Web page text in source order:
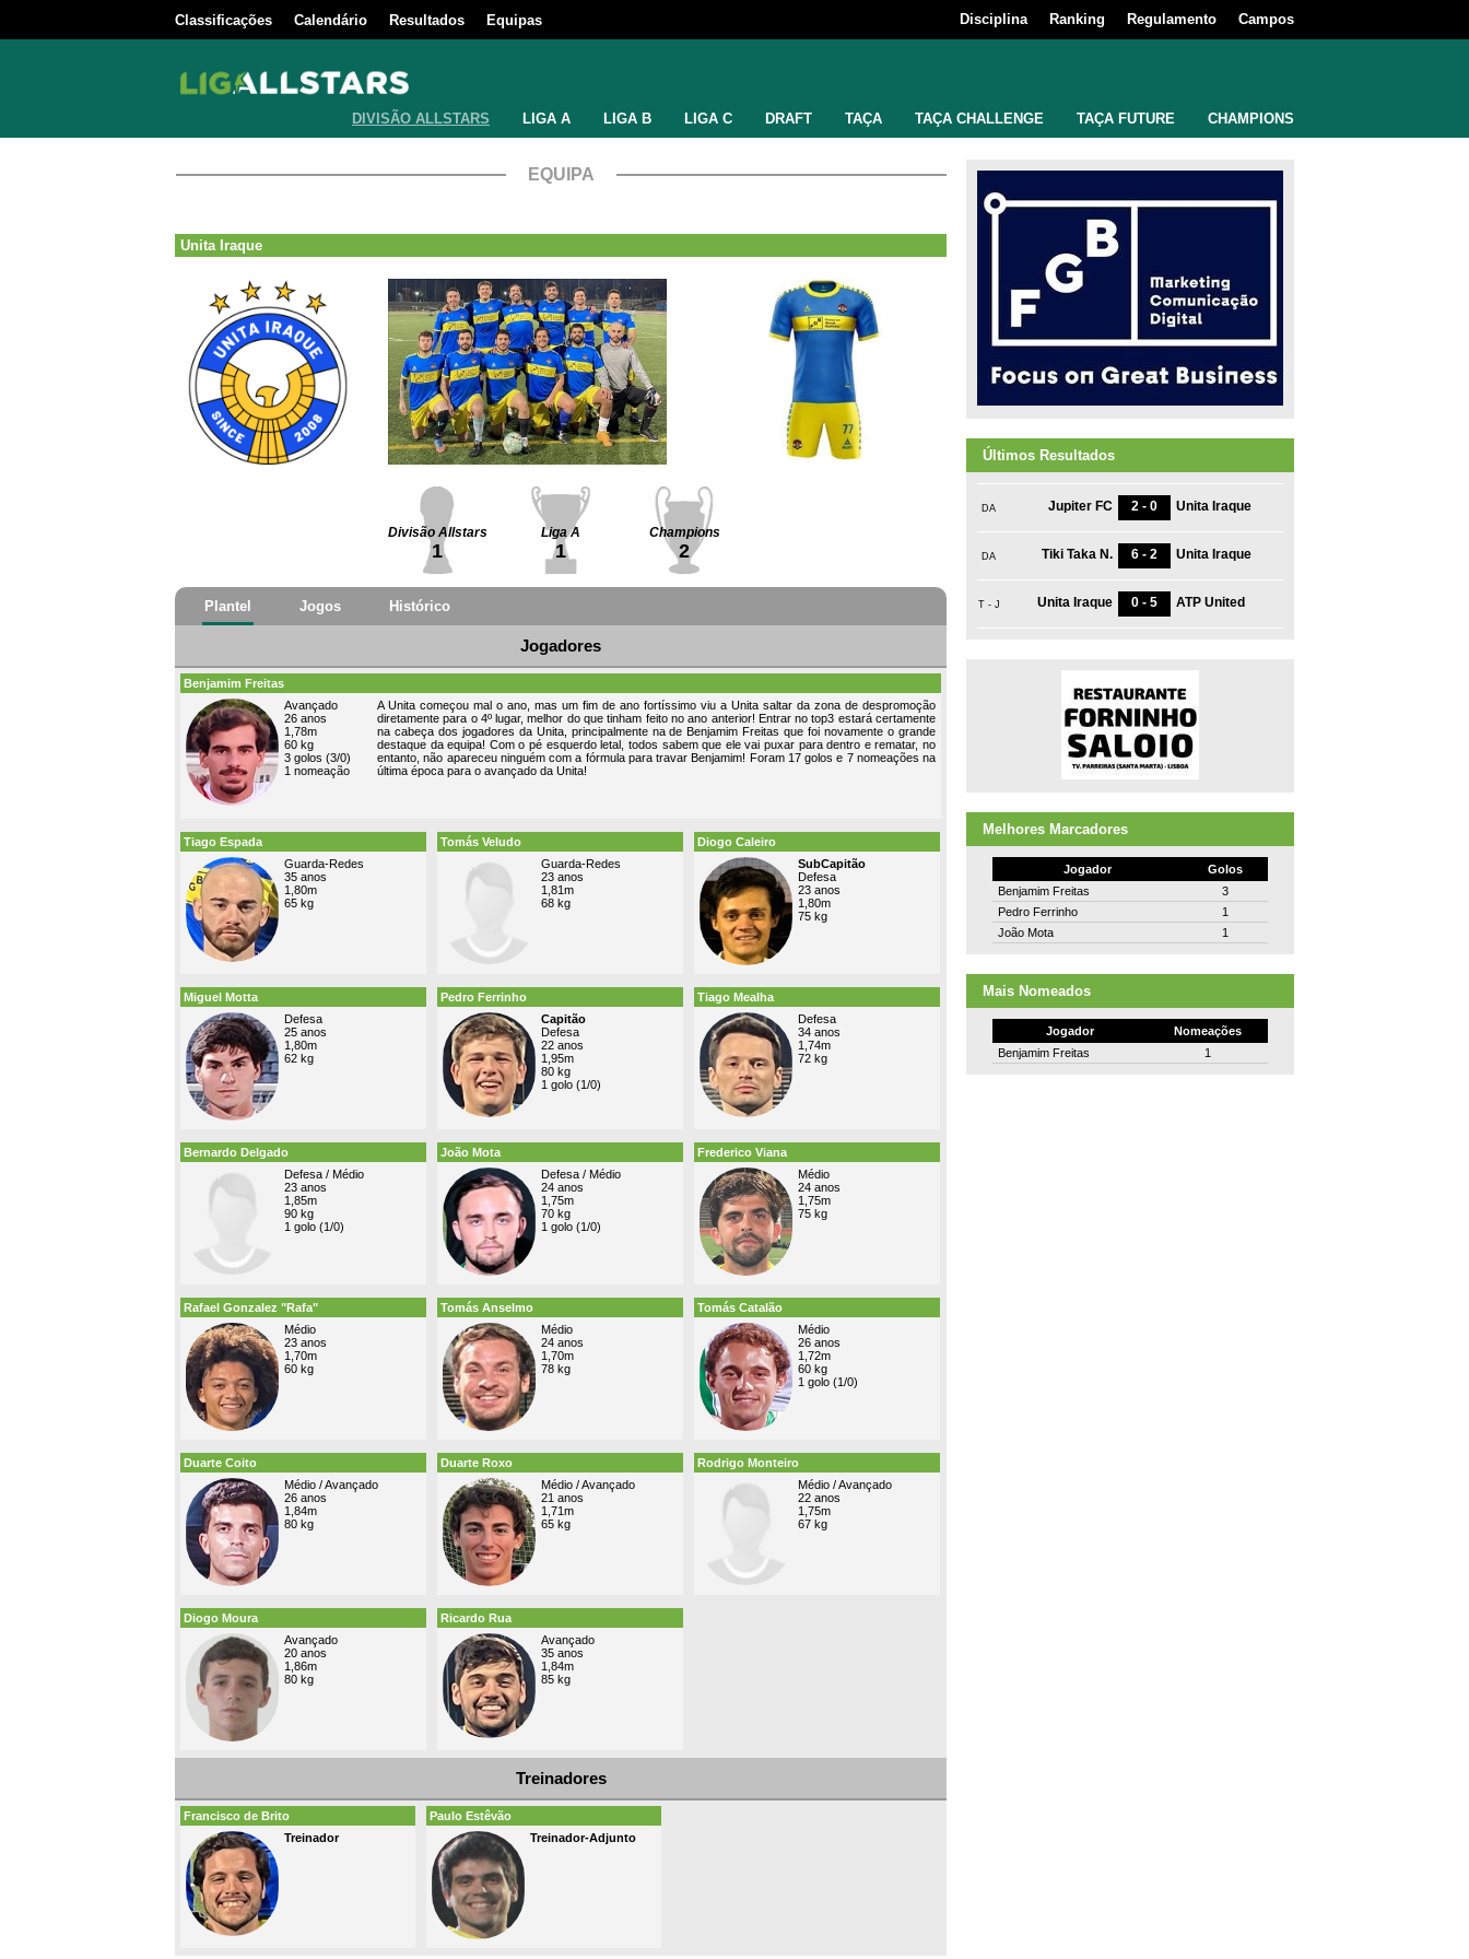
Classificações Calendário Resultados Equipas Disciplina Ranking Regulamento Campos
DIVISÃO ALLSTARS LIGA A LIGA B LIGA C DRAFT TAÇA TAÇA CHALLENGE TAÇA FUTURE CHAMPIONS
EQUIPA
Unita Iraque
Divisão Allstars
1
Liga A
1
Champions
2
Plantel Jogos Histórico
Jogadores
Benjamim Freitas
Avançado
26 anos
1,78m
60 kg
3 golos (3/0)
1 nomeação
A Unita começou mal o ano, mas um fim de ano fortíssimo viu a Unita saltar da zona de despromoção
diretamente para o 4º lugar, melhor do que tinham feito no ano anterior! Entrar no top3 estará certamente
na cabeça dos jogadores da Unita, principalmente na de Benjamim Freitas que foi novamente o grande
destaque da equipa! Com o pé esquerdo letal, todos sabem que ele vai puxar para dentro e rematar, no
entanto, não apareceu ninguém com a fórmula para travar Benjamim! Foram 17 golos e 7 nomeações na
última época para o avançado da Unita!
Tiago Espada
Guarda-Redes
35 anos
1,80m
65 kg
Tomás Veludo
Guarda-Redes
23 anos
1,81m
68 kg
Diogo Caleiro
SubCapitão
Defesa
23 anos
1,80m
75 kg
Miguel Motta
Defesa
25 anos
1,80m
62 kg
Pedro Ferrinho
Capitão
Defesa
22 anos
1,95m
80 kg
1 golo (1/0)
Tiago Mealha
Defesa
34 anos
1,74m
72 kg
Bernardo Delgado
Defesa / Médio
23 anos
1,85m
90 kg
1 golo (1/0)
João Mota
Defesa / Médio
24 anos
1,75m
70 kg
1 golo (1/0)
Frederico Viana
Médio
24 anos
1,75m
75 kg
Rafael Gonzalez "Rafa"
Médio
23 anos
1,70m
60 kg
Tomás Anselmo
Médio
24 anos
1,70m
78 kg
Tomás Catalão
Médio
26 anos
1,72m
60 kg
1 golo (1/0)
Duarte Coito
Médio / Avançado
26 anos
1,84m
80 kg
Duarte Roxo
Médio / Avançado
21 anos
1,71m
65 kg
Rodrigo Monteiro
Médio / Avançado
22 anos
1,75m
67 kg
Diogo Moura
Avançado
20 anos
1,86m
80 kg
Ricardo Rua
Avançado
35 anos
1,84m
85 kg
Treinadores
Francisco de Brito
Treinador
Paulo Estêvão
Treinador-Adjunto
Últimos Resultados
DA Jupiter FC 2 - 0 Unita Iraque
DA Tiki Taka N. 6 - 2 Unita Iraque
T - J Unita Iraque 0 - 5 ATP United
Melhores Marcadores
Jogador
Golos
Benjamim Freitas
3
Pedro Ferrinho
1
João Mota
1
Mais Nomeados
Jogador
Nomeações
Benjamim Freitas
1